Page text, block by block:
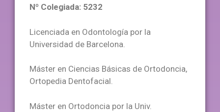
Nº Colegiada: 5232
Licenciada en Odontología por la
Universidad de Barcelona.
Máster en Ciencias Básicas de Ortodoncia,
Ortopedia Dentofacial.
Máster en Ortodoncia por la Univ.